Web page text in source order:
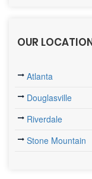
OUR
Atlanta
Douglasville
Riverdale
Stone Mountain